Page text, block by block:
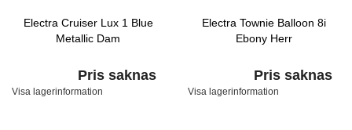
Electra Cruiser Lux 1 Blue
Metallic Dam
Pris saknas
Visa lagerinformation
Electra Townie Balloon 8i
Ebony Herr
Pris saknas
Visa lagerinformation